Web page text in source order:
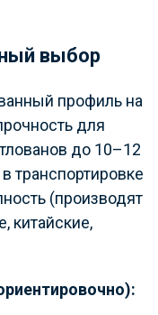
выбор
профиль на
для
до 10–12
транспортировке
(производят
китайские,